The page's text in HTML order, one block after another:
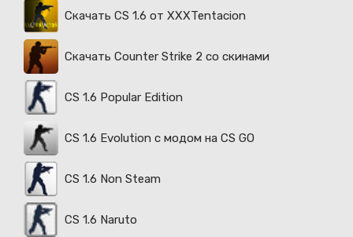
Скачать CS 1.6 от XXXTentacion
Скачать Counter Strike 2 со скинами
CS 1.6 Popular Edition
CS 1.6 Evolution с модом на CS GO
CS 1.6 Non Steam
CS 1.6 Naruto